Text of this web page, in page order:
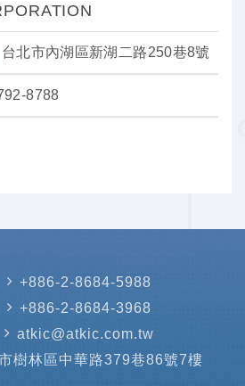
8788
台北市內湖區新湖二路250巷8號
+886-2-8684-5988
+886-2-8684-3968
atkic@atkic.com.tw
樹林區中華路379巷86號7樓